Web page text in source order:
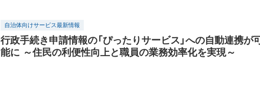
自治体向けサービス最新情報
行政手続き申請情報の「ぴったりサービス」への自動連携が
能に ～住民の利便性向上と職員の業務効率化を実現～